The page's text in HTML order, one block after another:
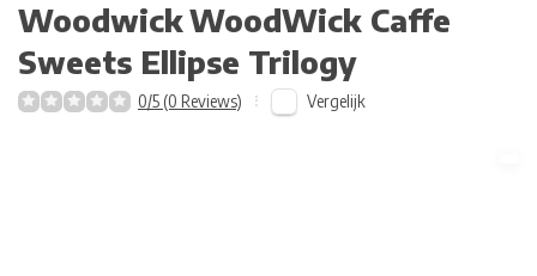
WoodwickWoodWick Caffe
Sweets Ellipse Trilogy
0/5 (0 Reviews) Vergelijk